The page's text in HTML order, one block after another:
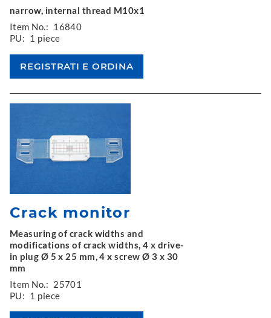
narrow, internal thread M10x1
Item No.: 16840
PU: 1 piece
Crack monitor
Measuring of crack widths and
modifications of crack widths, 4 x drive-
in plug Ø 5 x 25 mm, 4 x screw Ø 3 x 30
mm
Item No.: 25701
PU: 1 piece